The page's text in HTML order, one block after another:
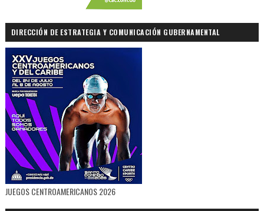
DIRECCIÓN DE ESTRATEGIA Y COMUNICACIÓN GUBERNAMENTAL
JUEGOS CENTROAMERICANOS 2026